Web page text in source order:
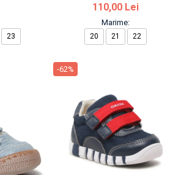
23
110,00 Lei
Marime:
20 21 22
-62%